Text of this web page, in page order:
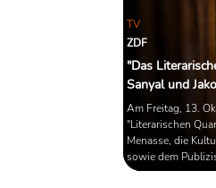
TV
ZDF
"Das
Sanyal und
Am Freitag, 13.
"Literarischen
Menasse, die
sowie dem
sie über